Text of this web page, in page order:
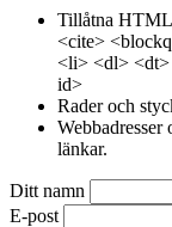
Tillåtna
<cite>
<li> <dl>
id>
Rader och
Webbadresser
länkar.
Ditt namn
E-post